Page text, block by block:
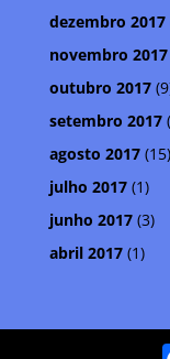
dezembro 2017
novembro 2017
outubro 2017
setembro 2017
agosto 2017(15)
julho 2017(1)
junho 2017(3)
abril 2017(1)